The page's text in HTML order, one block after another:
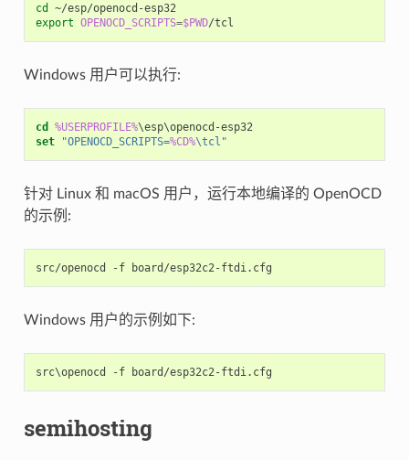
cd
~/esp/openocd-esp32
export OPENOCD_SCRIPTS=$PWD
Windows 用户可以执行:
cd %USERPROFILE%
\esp\openocd-esp32
set
"OPENOCD_SCRIPTS=%CD%\tcl"
针对 Linux 和 macOS 用户，运行本地编译的 OpenOCD
的示例:
src/openocd -f
Windows 用户的示例如下:
semihosting